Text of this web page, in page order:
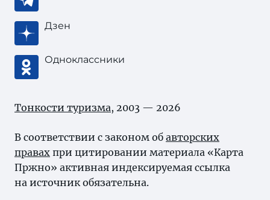
Дзен
Одноклассники
Тонкости туризма, 2003 — 2026
В соответствии с законом об авторских
правах при цитировании материала «Карта
Пржно» активная индексируемая ссылка
на источник обязательна.